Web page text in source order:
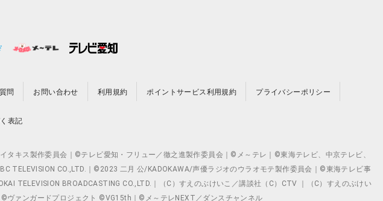
問 お問い合わせ 利用規約 ポイントサービス利用規約 プライバシーポリシー
表記
キス製作委員会｜©テレビ愛知・フリュー／徹之進製作委員会｜©メ～テレ｜©東海テレビ、中京テレビ、
TELEVISION CO.,LTD.｜©2023 二月 公/KADOKAWA/声優ラジオのウラオモテ製作委員会｜©東海テレビ事
BROADCASTING CO.,LTD.｜（C）すえのぶけいこ／講談社（C）CTV ｜（C）すえのぶけい
ヴァンガードプロジェクト ©VG15th｜©メ～テレNEXT／ダンスチャンネル